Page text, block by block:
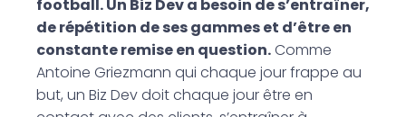
football. Un Biz Dev a besoin de s’entraîner,
de répétition de ses gammes et d’être en
constante remise en question.Comme
Antoine Griezmann qui chaque jour frappe au
but, un Biz Dev doit chaque jour être en